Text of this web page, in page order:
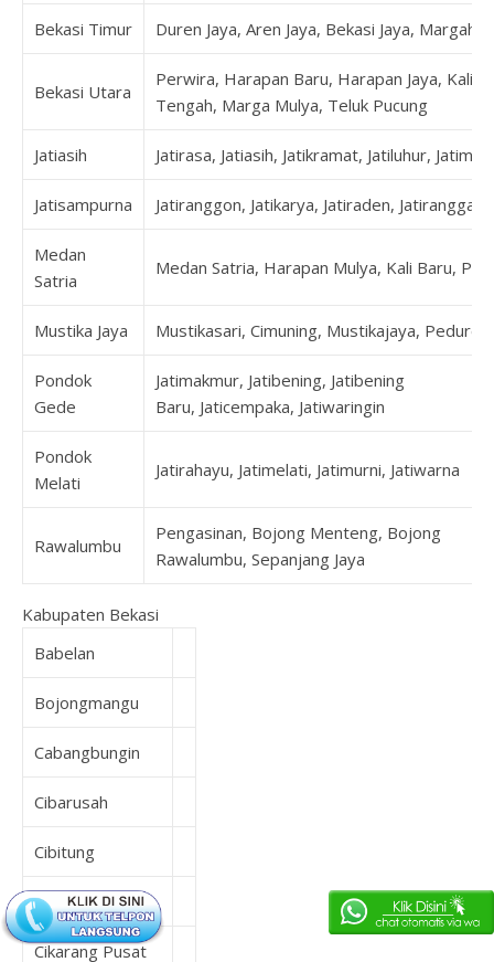
Bekasi Timur Duren Jaya, Aren Jaya, Bekasi Jaya,
Bekasi Utara
Perwira, Harapan Baru, Harapan Jaya,
Tengah, Marga Mulya, Teluk Pucung
Jatiasih Jatirasa, Jatiasih, Jatikramat, Jatiluhur,
Jatisampurna Jatiranggon, Jatikarya, Jatiraden, Jatirangga,
Medan
Satria
Medan Satria, Harapan Mulya, Kali Baru,
Mustika Jaya Mustikasari, Cimuning, Mustikajaya,
Pondok
Gede
Jatimakmur, Jatibening, Jatibening
Baru, Jaticempaka, Jatiwaringin
Pondok
Melati
Jatirahayu, Jatimelati, Jatimurni, Jatiwarna
Rawalumbu
Pengasinan, Bojong Menteng, Bojong
Rawalumbu, Sepanjang Jaya
Kabupaten Bekasi
Babelan
Bojongmangu
Cabangbungin
Cibarusah
Cibitung
Cikarang Barat
Cikarang Pusat